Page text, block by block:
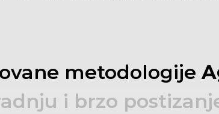
metodologije
i brzo